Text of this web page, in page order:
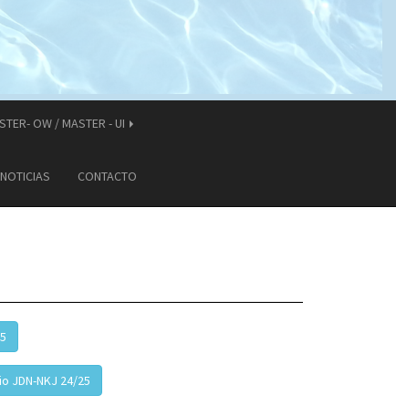
OW / MASTER - UI
NOTICIAS CONTACTO
JDN-NKJ 24/25